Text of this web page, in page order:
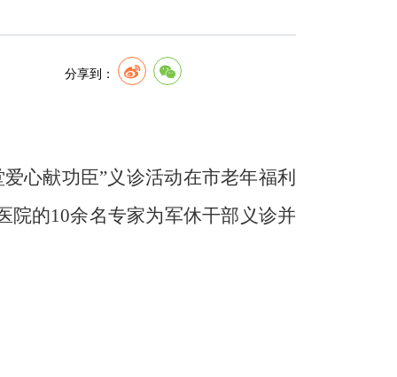
分享到：
心献功臣”义诊活动在市老年福利
院的10余名专家为军休干部义诊并